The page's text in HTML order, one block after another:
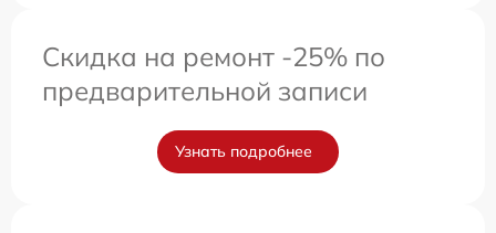
Скидка на ремонт -25% по
предварительной записи
Узнать подробнее